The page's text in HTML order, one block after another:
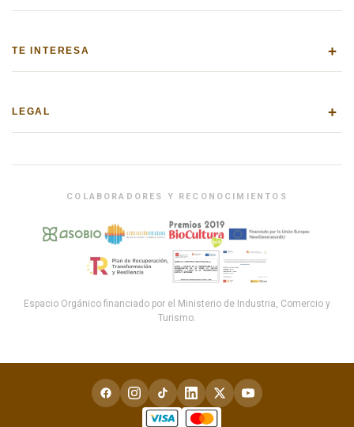
TE INTERESA +
LEGAL +
COLABORADORES Y RECONOCIMIENTOS
Espacio Orgánico financiado por el Ministerio de Industria, Comercio y
Turismo.